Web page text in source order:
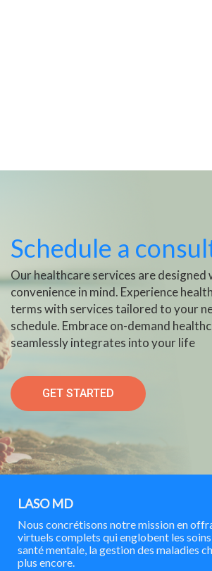
Schedule a
Our healthcare services are designed
convenience in mind. Experience
terms with services tailored to your
schedule. Embrace on-demand
seamlessly integrates into your life
GET STARTED
LASO MD
Nous concrétisons notre mission en
virtuels complets qui englobent les
santé mentale, la gestion des maladies
plus encore.